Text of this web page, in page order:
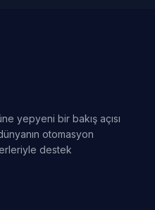
yepyeni bir bakış açısı
otomasyon
destek